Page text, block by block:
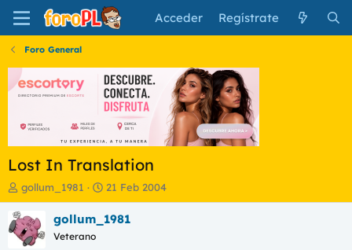
Acceder Regístrate
Foro General
Lost In Translation
I
n
i
c
i
gollum_1981
F
e
c
21 Feb 2004
gollum_1981
Veterano